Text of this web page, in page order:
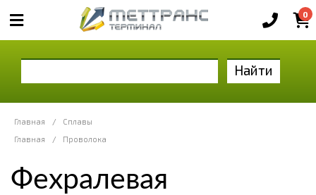
0
Найти
Главная /
Сплавы
Главная
/ Проволока
Фехралевая